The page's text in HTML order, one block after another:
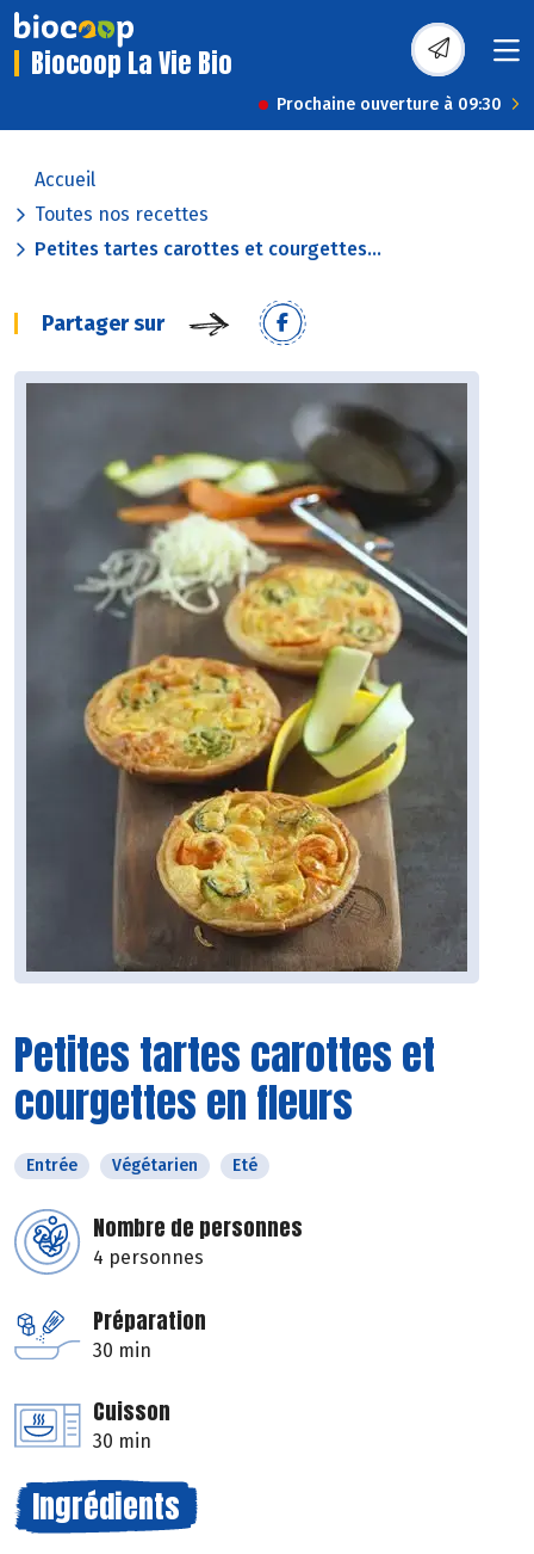
Biocoop La Vie Bio
Prochaine ouverture à 09:30
Accueil
Toutes nos recettes
Petites tartes carottes et courgettes...
Partager sur
Petites tartes carottes et
courgettes en fleurs
Entrée Végétarien Eté
Nombre de personnes
4 personnes
Préparation
30 min
Cuisson
30 min
Ingrédients